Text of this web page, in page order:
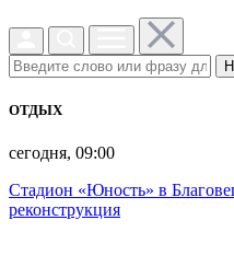
ОТДЫХ
сегодня, 09:00
Стадион «Юность» в
реконструкция